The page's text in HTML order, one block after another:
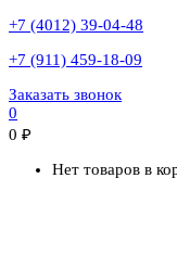
+7 (4012) 39-04-48
+7 (911) 459-18-09
Заказать звонок
0
0 ₽
Нет товаров в